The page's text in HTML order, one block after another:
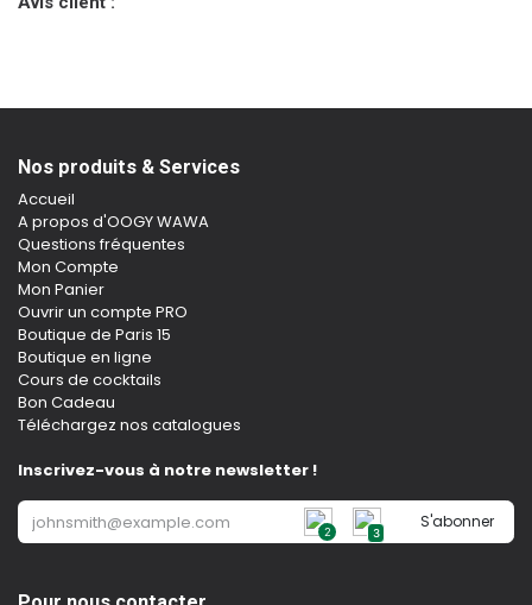
Nos produits & Services
Accueil
A propos d'OOGY WAWA
Questions fréquentes
Mon Compte
Mon Panier
Ouvrir un compte PRO
Boutique de Paris 15
Boutique en ligne
Cours de cocktails
Bon Cadeau
Téléchargez nos catalogues
Inscrivez-vous à notre newsletter !
2 3
S'abonner